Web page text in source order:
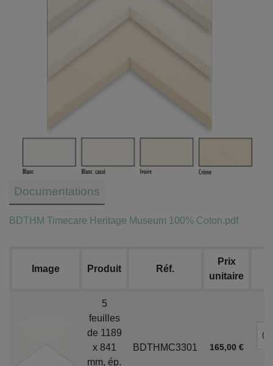
Documentations
BDTHM Timecare Heritage Museum 100% Coton.pdf
Image Produit Réf.
Prix
unitaire
5
feuilles
de 1189
x 841
mm, ép.
BDTHMC3301 165,00 €